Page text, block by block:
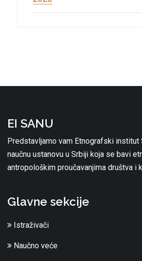
EI SANU
Predstavljamo vam Etnografski institut
naučnu ustanovu u Srbiji koja se bavi
antropološkim proučavanjima društva i
Glavne sekcije
Istraživači
Naučno veće